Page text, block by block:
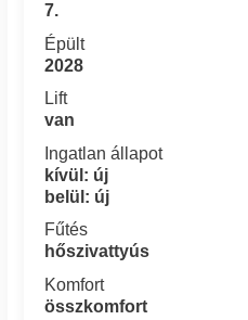
7.
Épült
2028
Lift
van
Ingatlan állapot
kívül: új
belül: új
Fűtés
hőszivattyús
Komfort
összkomfort